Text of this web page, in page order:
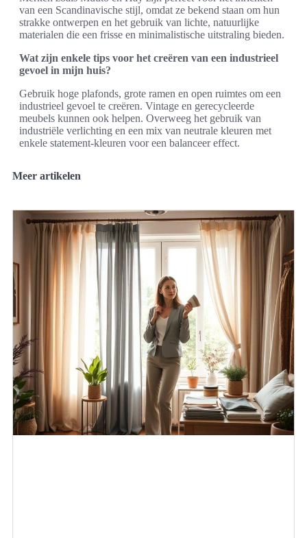
van een Scandinavische stijl, omdat ze bekend staan om hun
strakke ontwerpen en het gebruik van lichte, natuurlijke
materialen die een frisse en minimalistische uitstraling bieden.
Wat zijn enkele tips voor het creëren van een industrieel
gevoel in mijn huis?
Gebruik hoge plafonds, grote ramen en open ruimtes om een
industrieel gevoel te creëren. Vintage en gerecycleerde
meubels kunnen ook helpen. Overweeg het gebruik van
industriële verlichting en een mix van neutrale kleuren met
enkele statement-kleuren voor een balanceer effect.
Meer artikelen